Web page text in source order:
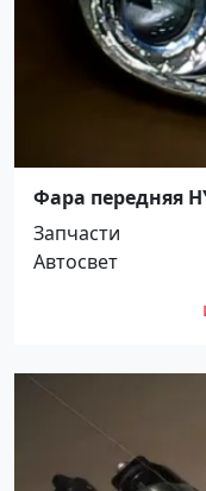
Фара передняя
Запчасти
Автосвет